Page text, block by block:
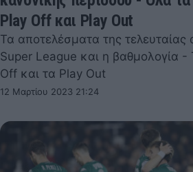
Play Off και Play Out
Τα αποτελέσματα της τελευταίας
Super League και η βαθμολογία -
Off και τα Play Out
12 Μαρτίου 2023 21:24